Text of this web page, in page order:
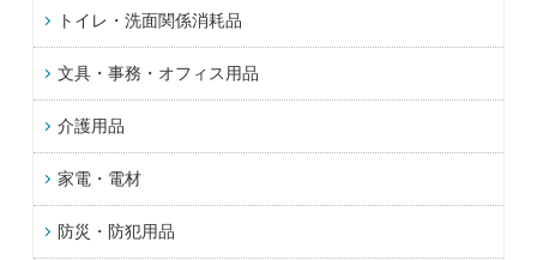
トイレ・洗面関係消耗品
文具・事務・オフィス用品
介護用品
家電・電材
防災・防犯用品